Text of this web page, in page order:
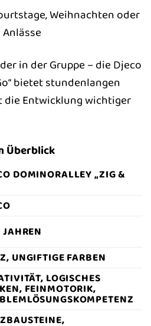
Weihnachten oder
in der Gruppe – die Djeco
bietet stundenlangen
die Entwicklung wichtiger
Überblick
DOMINORALLEY „ZIG &
UNGIFTIGE FARBEN
LOGISCHES
FEINMOTORIK,